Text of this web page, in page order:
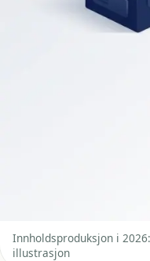
Innholdsproduksjon i
illustrasjon